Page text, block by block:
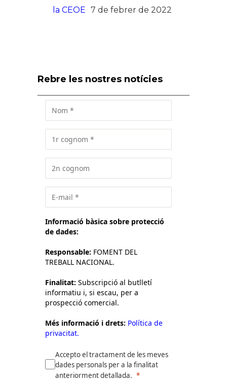
la CEOE 7 de febrer de 2022
Rebre les nostres notícies
Informació bàsica sobre protecció
de dades:
Responsable: FOMENT DEL
TREBALL NACIONAL.
Finalitat: Subscripció al butlletí
informatiu i, si escau, per a
prospecció comercial.
Més informació i drets: Política de
privacitat.
Accepto el tractament de les meves
dades personals per a la finalitat
anteriorment detallada.